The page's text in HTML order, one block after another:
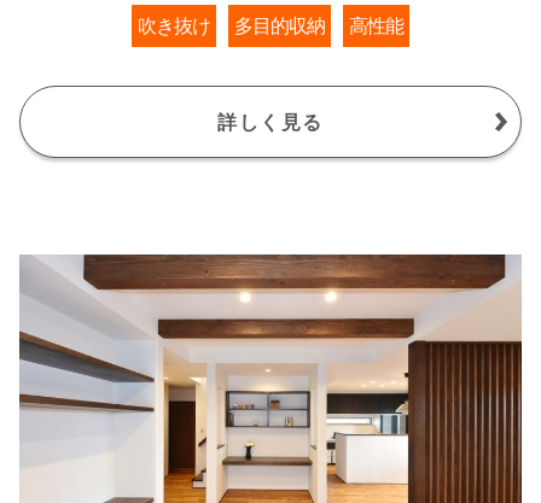
吹き抜け 多目的収納 高性能
詳しく見る